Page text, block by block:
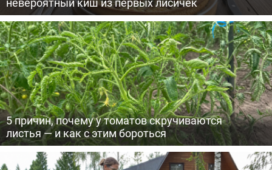
5 причин, почему у томатов скручиваются
листья — и как с этим бороться